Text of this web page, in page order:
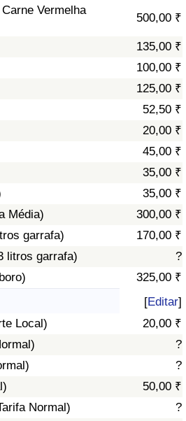
Vermelha
500,00 ₹
135,00 ₹
100,00 ₹
125,00 ₹
52,50 ₹
20,00 ₹
45,00 ₹
35,00 ₹
35,00 ₹
Média)
300,00 ₹
garrafa)
170,00 ₹
litros garrafa)
?
325,00 ₹
[Editar]
Local)
20,00 ₹
?
?
50,00 ₹
Normal)
?
País
País